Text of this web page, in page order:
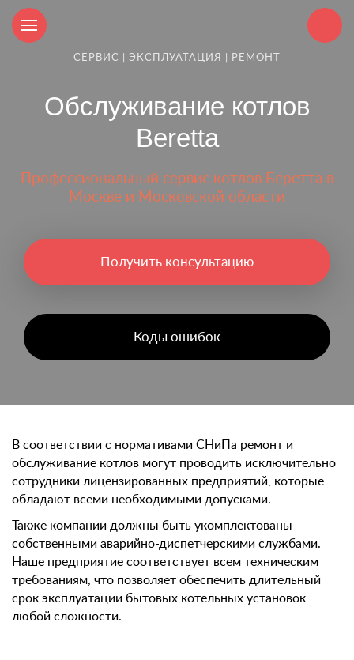
СЕРВИС | ЭКСПЛУАТАЦИЯ | РЕМОНТ
Обслуживание котлов
Beretta
Профессиональный сервис котлов Беретта в
Москве и Московской области
Получить консультацию
Коды ошибок
В соответствии с нормативами СНиПа ремонт и
обслуживание котлов могут проводить исключительно
сотрудники лицензированных предприятий, которые
обладают всеми необходимыми допусками.
Также компании должны быть укомплектованы
собственными аварийно-диспетчерскими службами.
Наше предприятие соответствует всем техническим
требованиям, что позволяет обеспечить длительный
срок эксплуатации бытовых котельных установок
любой сложности.